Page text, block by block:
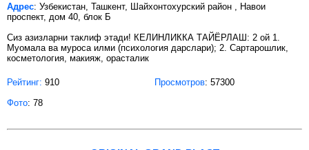
Адрес: Узбекистан, Ташкент, Шайхонтохурский район , Навои
проспект, дом 40, блок Б
Сиз азизларни таклиф этади! КЕЛИНЛИККА ТАЙЁРЛАШ: 2 ой 1.
Муомала ва муроса илми (психология дарслари); 2. Сартарошлик,
косметология, макияж, орасталик
Рейтинг: 910 Просмотров: 57300
Фото: 78